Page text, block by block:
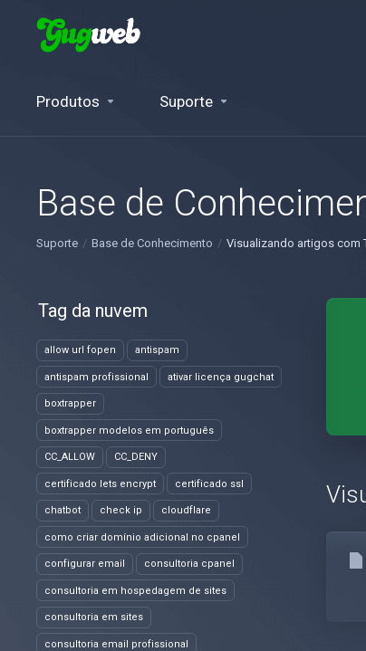
Produtos Suporte
Base de
Suporte Base de Conhecimento Visualizando artigos com
Tag da nuvem
allow url fopen antispam
antispam profissional ativar licença gugchat
boxtrapper
boxtrapper modelos em português
CC_ALLOW CC_DENY
certificado lets encrypt certificado ssl
chatbot check ip cloudflare
como criar domínio adicional no cpanel
configurar email consultoria cpanel
consultoria em hospedagem de sites
consultoria em sites
consultoria email profissional